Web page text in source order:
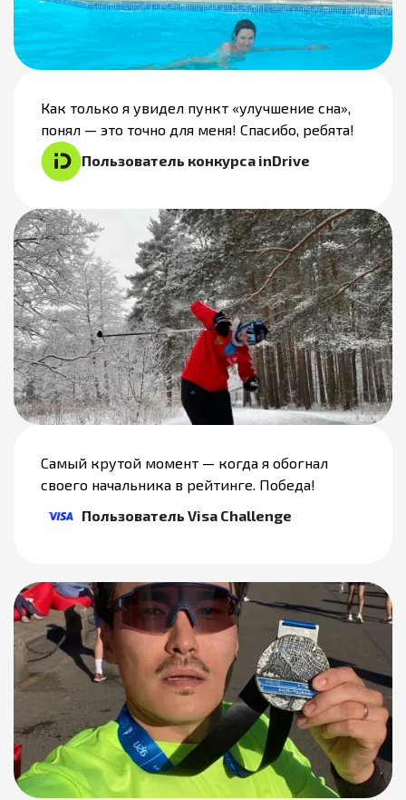
Как только я увидел пункт «улучшение сна»,
понял — это точно для меня! Спасибо, ребята!
Пользователь конкурса inDrive
Самый крутой момент — когда я обогнал
своего начальника в рейтинге. Победа!
Пользователь Visa Challenge